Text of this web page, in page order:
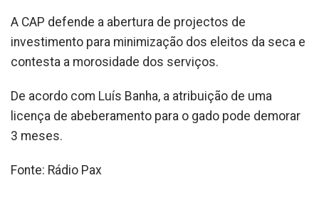
A CAP defende a abertura de projectos de
investimento para minimização dos eleitos da seca e
contesta a morosidade dos serviços.
De acordo com Luís Banha, a atribuição de uma
licença de abeberamento para o gado pode demorar
3 meses.
Fonte: Rádio Pax